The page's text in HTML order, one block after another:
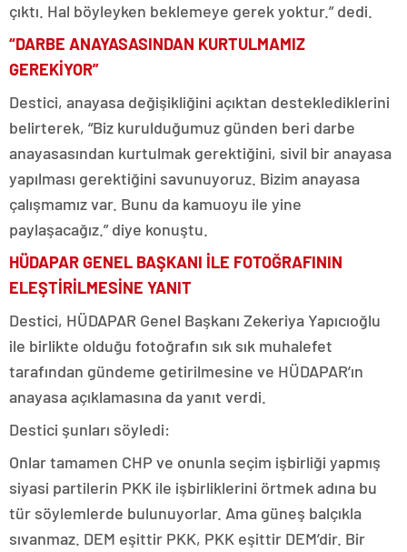
çıktı. Hal böyleyken beklemeye gerek yoktur.” dedi.
“DARBE ANAYASASINDAN KURTULMAMIZ
GEREKİYOR”
Destici, anayasa değişikliğini açıktan desteklediklerini
belirterek, “Biz kurulduğumuz günden beri darbe
anayasasından kurtulmak gerektiğini, sivil bir anayasa
yapılması gerektiğini savunuyoruz. Bizim anayasa
çalışmamız var. Bunu da kamuoyu ile yine
paylaşacağız.” diye konuştu.
HÜDAPAR GENEL BAŞKANI İLE FOTOĞRAFININ
ELEŞTİRİLMESİNE YANIT
Destici, HÜDAPAR Genel Başkanı Zekeriya Yapıcıoğlu
ile birlikte olduğu fotoğrafın sık sık muhalefet
tarafından gündeme getirilmesine ve HÜDAPAR’ın
anayasa açıklamasına da yanıt verdi.
Destici şunları söyledi:
Onlar tamamen CHP ve onunla seçim işbirliği yapmış
siyasi partilerin PKK ile işbirliklerini örtmek adına bu
tür söylemlerde bulunuyorlar. Ama güneş balçıkla
sıvanmaz. DEM eşittir PKK, PKK eşittir DEM’dir. Bir